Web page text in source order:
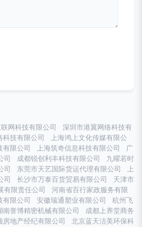
网科技有限公司
深圳市港翼网络科技有
科技有限公司
上海鸿上文化传媒有限公
有限公司 上海筑奇信息科技有限公司
广
司
成都锐创利丰科技有限公司
九曜若时
司
东莞市天艺国际货运代理有限公司
上
司
长沙市万泰百货贸易有限公司
天津市
有限责任公司
河南省百行家政服务有限
有限公司 安徽瑞通塑业有限公司
杭州飞
南誉博精密机械有限公司
成都上养堂商务
房地产经纪有限公司
北京蓝天洁美环保科